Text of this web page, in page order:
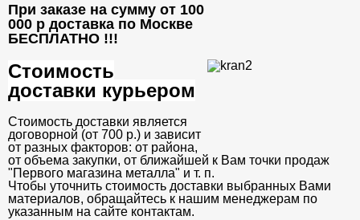
При заказе на сумму от 100
000 р доставка по Москве
БЕСПЛАТНО !!!
Стоимость
доставки курьером
Стоимость доставки является
договорной (от 700 р.) и зависит
от разных факторов: от района,
от объема закупки, от ближайшей к Вам точки продаж
"Первого магазина металла" и т. п.
Чтобы уточнить стоимость доставки выбранных Вами
материалов, обращайтесь к нашим менеджерам по
указанным на сайте контактам.